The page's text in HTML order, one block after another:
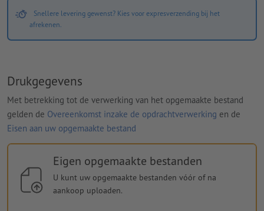
Snellere levering gewenst? Kies voor expresverzending bij het
afrekenen.
Drukgegevens
Met betrekking tot de verwerking van het opgemaakte bestand
gelden de Overeenkomst inzake de opdrachtverwerking en de
Eisen aan uw opgemaakte bestand
Eigen opgemaakte bestanden
U kunt uw opgemaakte bestanden vóór of na
aankoop uploaden.